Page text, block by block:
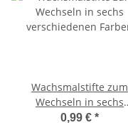
Wachsmalstifte zum
Wechseln in sechs
verschiedenen Farben
0,99 € *